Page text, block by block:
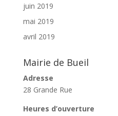
juin 2019
mai 2019
avril 2019
Mairie de Bueil
Adresse
28 Grande Rue
Heures d’ouverture